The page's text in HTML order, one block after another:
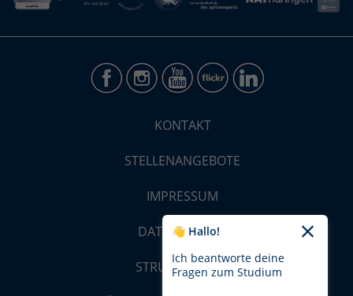
KONTAKT
STELLENANGEBOTE
IMPRESSUM
DATENSCHUTZ
STRUKTUR-MAP
👋 Hallo!
Ich beantworte deine
Fragen zum Studium